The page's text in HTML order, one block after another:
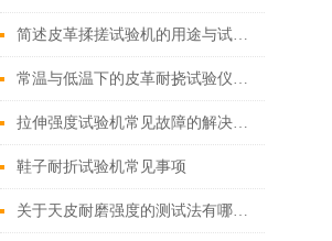
简述皮革揉搓试验机的用途与试验方法
常温与低温下的皮革耐挠试验仪器装置
拉伸强度试验机常见故障的解决故障
鞋子耐折试验机常见事项
关于天皮耐磨强度的测试法有哪些？